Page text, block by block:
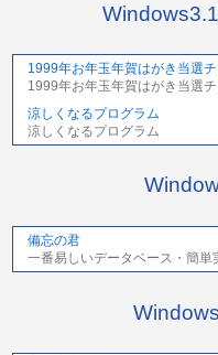
1999年お年玉年賀はがき当選
1999年お年玉年賀はがき当選チ
涼しくなるプログラム
涼しくなるプログラム
備忘の君
一番易しいデータベース・簡単